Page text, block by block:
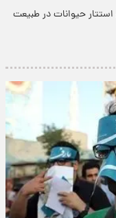
حیوانات در طبیعت